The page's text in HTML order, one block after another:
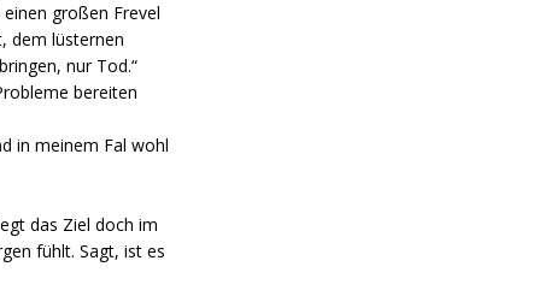
großen Frevel
dem lüsternen
nur Tod.“
bereiten
in meinem Fal wohl
das Ziel doch im
fühlt. Sagt, ist es